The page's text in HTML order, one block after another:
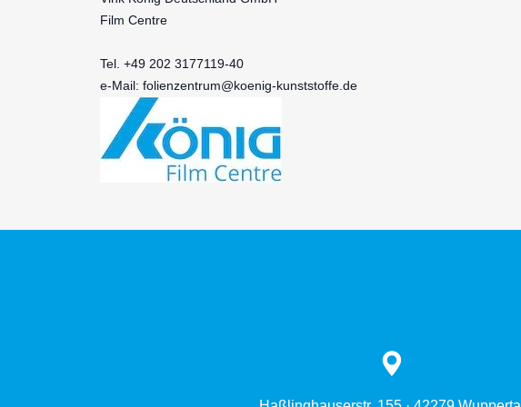
Film Centre
Tel. +49 202 3177119-40
e-Mail: folienzentrum@koenig-kunststoffe.de